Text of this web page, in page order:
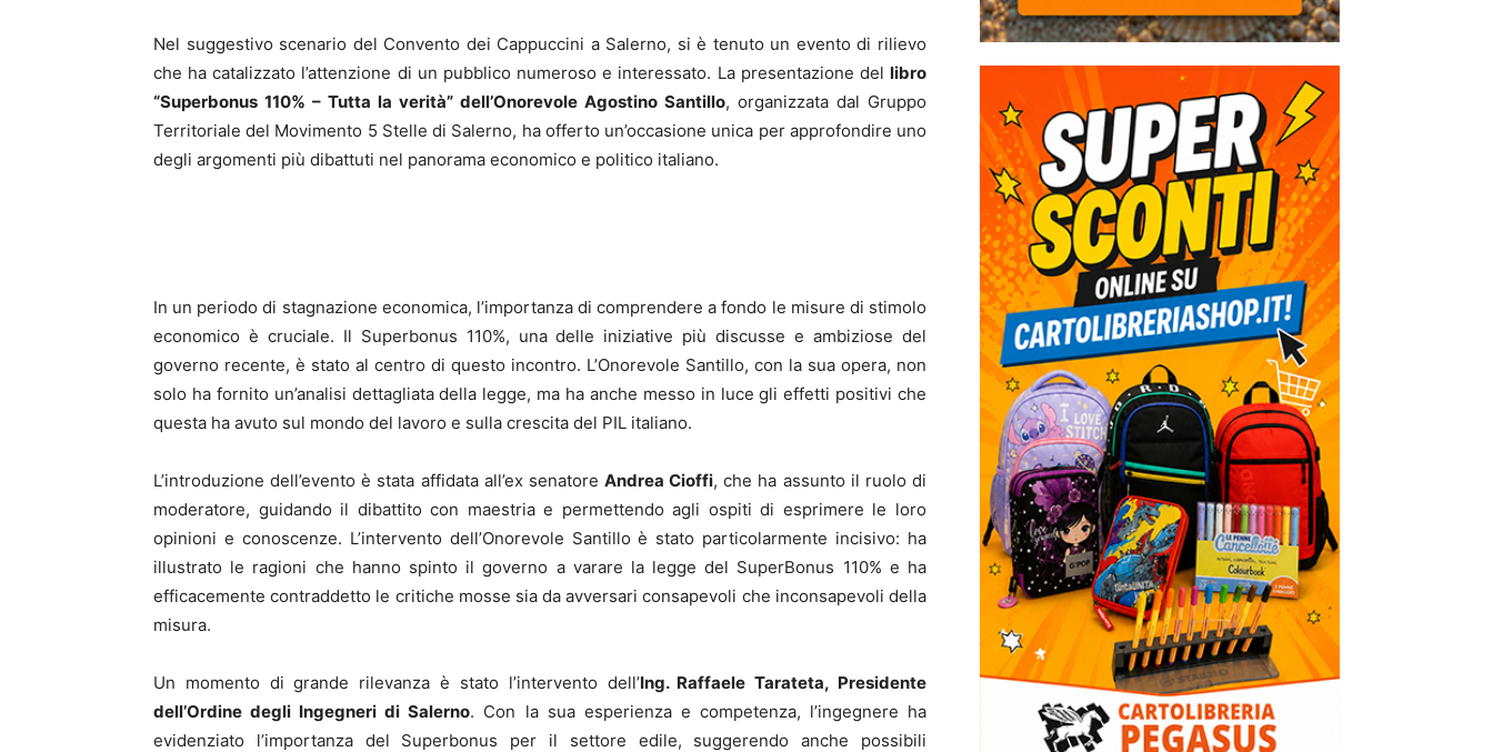
Nel suggestivo scenario del Convento dei Cappuccini a Salerno, si è tenuto un evento di rilievo
che ha catalizzato l’attenzione di un pubblico numeroso e interessato. La presentazione del libro
“Superbonus 110% – Tutta la verità” dell’Onorevole Agostino Santillo, organizzata dal Gruppo
Territoriale del Movimento 5 Stelle di Salerno, ha offerto un’occasione unica per approfondire uno
degli argomenti più dibattuti nel panorama economico e politico italiano.
In un periodo di stagnazione economica, l’importanza di comprendere a fondo le misure di stimolo
economico è cruciale. Il Superbonus 110%, una delle iniziative più discusse e ambiziose del
governo recente, è stato al centro di questo incontro. L’Onorevole Santillo, con la sua opera, non
solo ha fornito un’analisi dettagliata della legge, ma ha anche messo in luce gli effetti positivi che
questa ha avuto sul mondo del lavoro e sulla crescita del PIL italiano.
L’introduzione dell’evento è stata affidata all’ex senatore Andrea Cioffi, che ha assunto il ruolo di
moderatore, guidando il dibattito con maestria e permettendo agli ospiti di esprimere le loro
opinioni e conoscenze. L’intervento dell’Onorevole Santillo è stato particolarmente incisivo: ha
illustrato le ragioni che hanno spinto il governo a varare la legge del SuperBonus 110% e ha
efficacemente contraddetto le critiche mosse sia da avversari consapevoli che inconsapevoli della
misura.
Un momento di grande rilevanza è stato l’intervento dell’Ing. Raffaele Tarateta, Presidente
dell’Ordine degli Ingegneri di Salerno. Con la sua esperienza e competenza, l’ingegnere ha
evidenziato l’importanza del Superbonus per il settore edile, suggerendo anche possibili